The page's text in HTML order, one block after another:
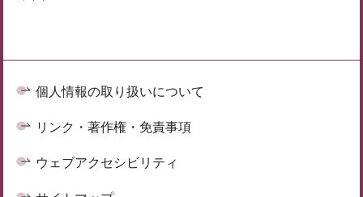
個人情報の取り扱いについて
リンク・著作権・免責事項
ウェブアクセシビリティ